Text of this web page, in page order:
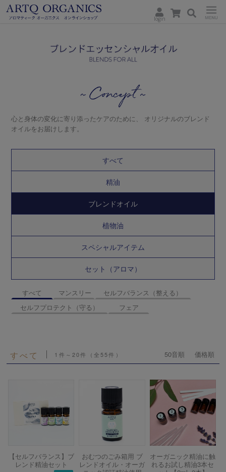
ORGANICS
login
心と身体の変化に寄り添ったケアのために、
オリジナルのブレンド
オイルをお届けします。
すべて
精油
ブレンドオイル
植物油
スペシャルアイテム
セット（アロマ）
すべて マンスリー
セルフバランス（整える）
セルフプロテクト（守る）
フェア
すべて 1件～20件（全55件） 価格順
50音順
【セルフバランス】ブ
レンド精油セット
おむつのごみ箱用 ブ
レンドオイル・オーガ
オーガニック精油に触
れるお試し精油3本セ